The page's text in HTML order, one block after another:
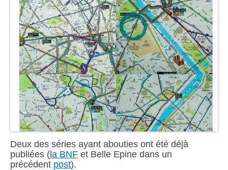
Deux des séries ayant abouties ont été déjà
publiées (la BNF et Belle Epine dans un
précédent post).